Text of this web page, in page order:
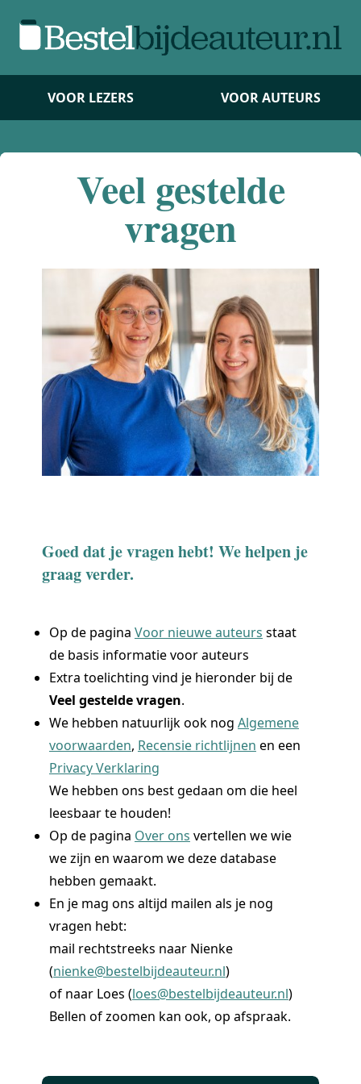
VOOR LEZERS VOOR AUTEURS
Veel gestelde
vragen
Goed dat je vragen hebt! We helpen je
graag verder.
Op de pagina Voor nieuwe auteurs staat
de basis informatie voor auteurs
Extra toelichting vind je hieronder bij de
Veel gestelde vragen.
We hebben natuurlijk ook nog Algemene
voorwaarden, Recensie richtlijnen en een
Privacy Verklaring
We hebben ons best gedaan om die heel
leesbaar te houden!
Op de pagina Over ons vertellen we wie
we zijn en waarom we deze database
hebben gemaakt.
En je mag ons altijd mailen als je nog
vragen hebt:
mail rechtstreeks naar Nienke
(nienke@bestelbijdeauteur.nl)
of naar Loes (loes@bestelbijdeauteur.nl)
Bellen of zoomen kan ook, op afspraak.